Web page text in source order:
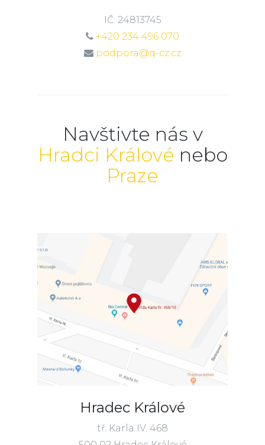
IČ: 24813745
+420 234 496 070
podpora@q-cz.cz
Navštivte nás v
Hradci Králové nebo
Praze
Hradec Králové
tř. Karla IV. 468